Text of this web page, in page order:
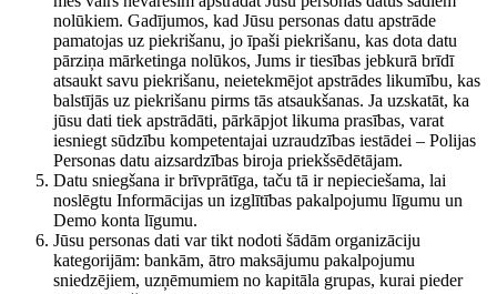
nolūkiem. Gadījumos, kad Jūsu personas datu apstrāde
pamatojas uz piekrišanu, jo īpaši piekrišanu, kas dota datu
pārziņa mārketinga nolūkos, Jums ir tiesības jebkurā brīdī
atsaukt savu piekrišanu, neietekmējot apstrādes likumību, kas
balstījās uz piekrišanu pirms tās atsaukšanas. Ja uzskatāt, ka
jūsu dati tiek apstrādāti, pārkāpjot likuma prasības, varat
iesniegt sūdzību kompetentajai uzraudzības iestādei – Polijas
Personas datu aizsardzības biroja priekšsēdētājam.
Datu sniegšana ir brīvprātīga, taču tā ir nepieciešama, lai
noslēgtu Informācijas un izglītības pakalpojumu līgumu un
Demo konta līgumu.
Jūsu personas dati var tikt nodoti šādām organizāciju
kategorijām: bankām, ātro maksājumu pakalpojumu
sniedzējiem, uzņēmumiem no kapitāla grupas, kurai pieder